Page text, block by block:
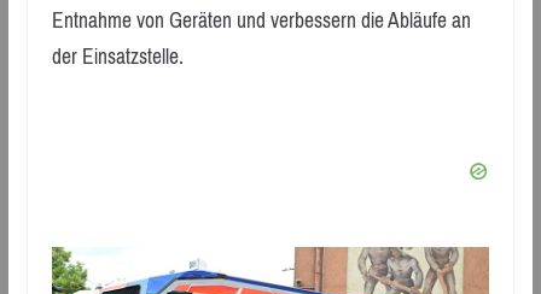
Entnahme von Geräten und verbessern die Abläufe an
der Einsatzstelle.